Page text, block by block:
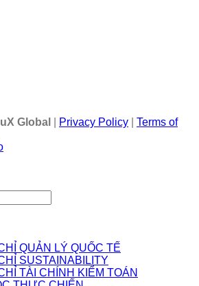
Global Privacy Policy
Terms of
QUẢN LÝ QUỐC TẾ
SUSTAINABILITY
TÀI CHÍNH KIỂM TOÁN